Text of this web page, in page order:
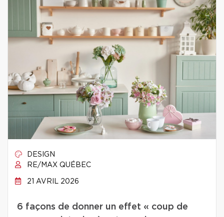
DESIGN
RE/MAX QUÉBEC
21 AVRIL 2026
6 façons de donner un effet « coup de